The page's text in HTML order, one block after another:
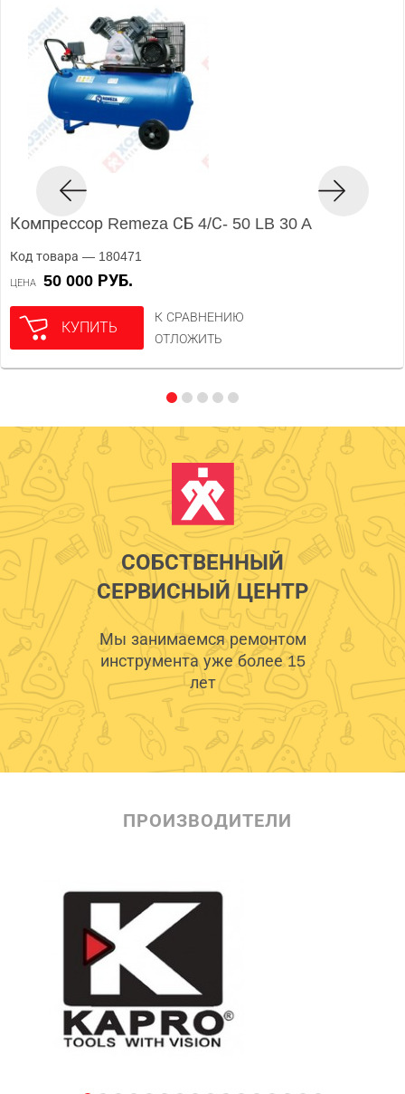
Компрессор Remeza СБ 4/С- 50 LB 30 A
Код товара — 180471
ЦЕНА 50 000 РУБ.
КУПИТЬ
К СРАВНЕНИЮ
ОТЛОЖИТЬ
СОБСТВЕННЫЙ
СЕРВИСНЫЙ ЦЕНТР
Мы занимаемся ремонтом
инструмента уже более 15
лет
ПРОИЗВОДИТЕЛИ